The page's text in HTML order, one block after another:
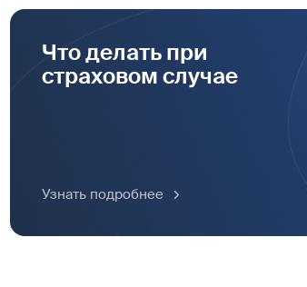
Что делать при
страховом случае
Узнать подробнее